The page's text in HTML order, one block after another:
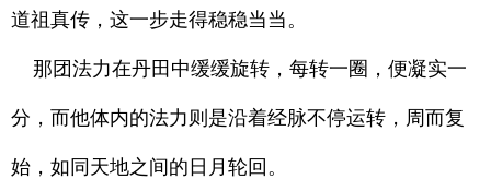
道祖真传，这一步走得稳稳当当。
那团法力在丹田中缓缓旋转，每转一圈，便凝实一
分，而他体内的法力则是沿着经脉不停运转，周而复
始，如同天地之间的日月轮回。